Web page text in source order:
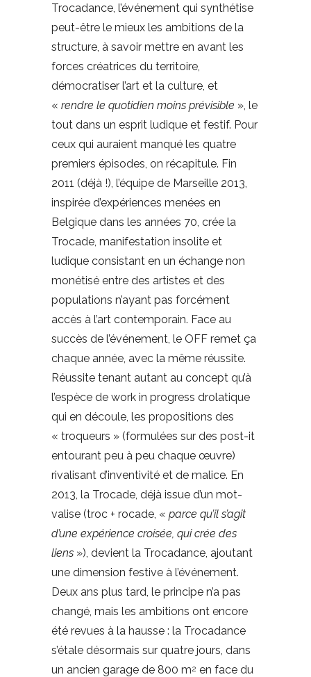
Trocadance, l’événement qui synthétise
peut-être le mieux les ambitions de la
structure, à savoir mettre en avant les
forces créatrices du territoire,
démocratiser l’art et la culture, et
« rendre le quotidien moins prévisible », le
tout dans un esprit ludique et festif. Pour
ceux qui auraient manqué les quatre
premiers épisodes, on récapitule. Fin
2011 (déjà !), l’équipe de Marseille 2013,
inspirée d’expériences menées en
Belgique dans les années 70, crée la
Trocade, manifestation insolite et
ludique consistant en un échange non
monétisé entre des artistes et des
populations n’ayant pas forcément
accès à l’art contemporain. Face au
succès de l’événement, le OFF remet ça
chaque année, avec la même réussite.
Réussite tenant autant au concept qu’à
l’espèce de work in progress drolatique
qui en découle, les propositions des
« troqueurs » (formulées sur des post-it
entourant peu à peu chaque œuvre)
rivalisant d’inventivité et de malice. En
2013, la Trocade, déjà issue d’un mot-
valise (troc + rocade, « parce qu’il s’agit
d’une expérience croisée, qui crée des
liens »), devient la Trocadance, ajoutant
une dimension festive à l’événement.
Deux ans plus tard, le principe n’a pas
changé, mais les ambitions ont encore
été revues à la hausse : la Trocadance
s’étale désormais sur quatre jours, dans
un ancien garage de 800 m2 en face du